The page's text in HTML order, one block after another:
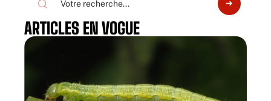
ARTICLES EN VOGUE